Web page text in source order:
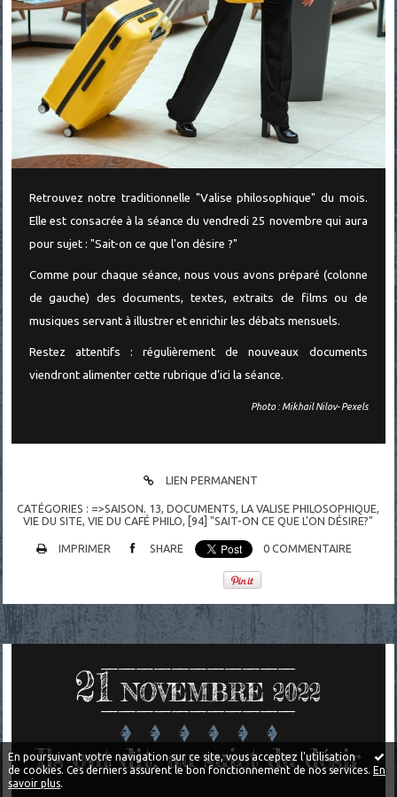
En poursuivant votre navigation sur ce site, vous acceptez l'utilisation
de cookies. Ces derniers assurent le bon fonctionnement de nos services. En
savoir plus.
Retrouvez notre traditionnelle "Valise philosophique" du mois.
Elle est consacrée à la séance du vendredi 25 novembre qui aura
pour sujet : "Sait-on ce que l'on désire ?"
Comme pour chaque séance, nous vous avons préparé (colonne
de gauche) des documents, textes, extraits de films ou de
musiques servant à illustrer et enrichir les débats mensuels.
Restez attentifs : régulièrement de nouveaux documents
viendront alimenter cette rubrique d'ici la séance.
Photo : Mikhail Nilov- Pexels
LIEN PERMANENT
CATÉGORIES : =>SAISON. 13,DOCUMENTS,LA VALISE PHILOSOPHIQUE,
VIE DU SITE, VIE DU CAFÉ PHILO, [94] "SAIT-ON CE QUE L'ON DÉSIRE?"
IMPRIMER SHARE 0 COMMENTAIRE
21 NOVEMBRE 2022
Ils ont dit, au sujet du désir